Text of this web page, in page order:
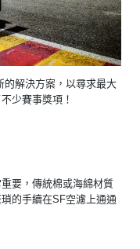
的解決方案，以尋求最大
少賽事獎項！
要，傳統棉或海綿材質
的手續在SF空濾上通通